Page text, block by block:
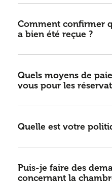
Comment confirmer
a bien été reçue ?
Quels moyens de
vous pour les
Quelle est votre
Puis-je faire des
concernant la